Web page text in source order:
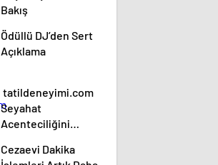
Bakış
Ödüllü DJ’den Sert
Açıklama
tatildeneyimi.com
Seyahat
Acenteciliğini
Cezaevi Dakika